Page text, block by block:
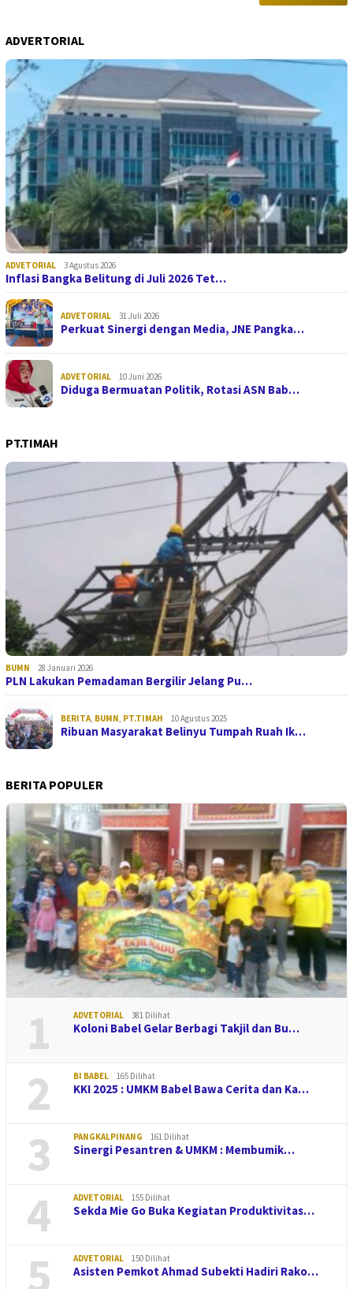
ADVERTORIAL
ADVETORIAL 3 Agustus 2026
Inflasi Bangka Belitung di Juli 2026 Tet…
ADVETORIAL 31 Juli 2026
Perkuat Sinergi dengan Media, JNE Pangka…
ADVETORIAL 10 Juni 2026
Diduga Bermuatan Politik, Rotasi ASN Bab…
PT.TIMAH
BUMN 28 Januari 2026
PLN Lakukan Pemadaman Bergilir Jelang Pu…
BERITA, BUMN, PT.TIMAH 10 Agustus 2025
Ribuan Masyarakat Belinyu Tumpah Ruah Ik…
BERITA POPULER
1 ADVETORIAL 381 Dilihat
Koloni Babel Gelar Berbagi Takjil dan Bu…
2 BI BABEL 165 Dilihat
KKI 2025 : UMKM Babel Bawa Cerita dan Ka…
3 PANGKALPINANG 161 Dilihat
Sinergi Pesantren & UMKM : Membumik…
4 ADVETORIAL 155 Dilihat
Sekda Mie Go Buka Kegiatan Produktivitas…
5 ADVETORIAL 150 Dilihat
Asisten Pemkot Ahmad Subekti Hadiri Rako…